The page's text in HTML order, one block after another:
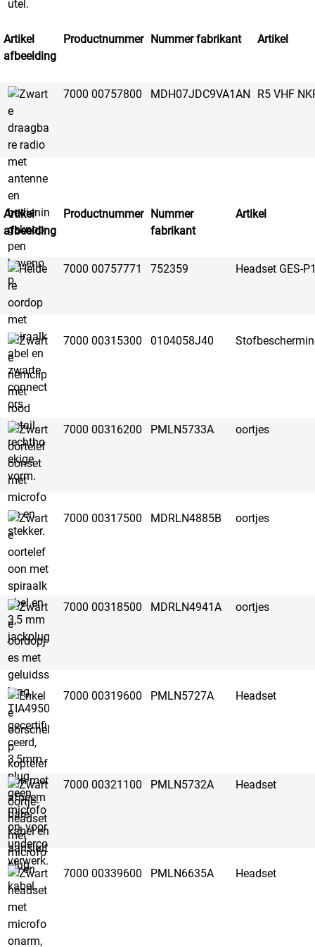
Artikel
afbeelding
Productnummer Nummer fabrikant Artikel
7000 00757800 MDH07JDC9VA1AN R5 VHF
Artikel
afbeelding
Productnummer Nummer
fabrikant
Artikel
7000 00757771 752359 Headset GES-
7000 00315300 0104058J40
7000 00316200 PMLN5733A oortjes
7000 00317500 MDRLN4885B oortjes
7000 00318500 MDRLN4941A oortjes
7000 00319600 PMLN5727A Headset
7000 00321100 PMLN5732A Headset
7000 00339600 PMLN6635A Headset